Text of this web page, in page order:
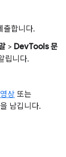
출합니다.
> DevTools 문
립니다.
상 또는
남깁니다.